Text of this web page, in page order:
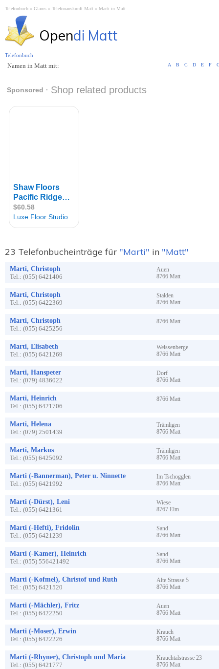
Telefonbuch Glarus Telefonauskunft Matt Marti in Matt
Opendi Matt
Namen in Matt mit: A B C D E F
23 Telefonbucheinträge für "Marti" in "Matt"
Marti, Christoph
Tel.: (055) 6421406
Auen
8766 Matt
Marti, Christoph
Tel.: (055) 6422369
Stalden
8766 Matt
Marti, Christoph
Tel.: (055) 6425256
8766 Matt
Marti, Elisabeth
Tel.: (055) 6421269
Weissenberge
8766 Matt
Marti, Hanspeter
Tel.: (079) 4836022
Dorf
8766 Matt
Marti, Heinrich
Tel.: (055) 6421706
8766 Matt
Marti, Helena
Tel.: (079) 2501439
Trämligen
8766 Matt
Marti, Markus
Tel.: (055) 6425092
Trämligen
8766 Matt
Marti (-Bannerman), Peter u. Ninnette
Tel.: (055) 6421992
Im Tschogglen
8766 Matt
Marti (-Dürst), Leni
Tel.: (055) 6421361
Wiese
8767 Elm
Marti (-Hefti), Fridolin
Tel.: (055) 6421239
Sand
8766 Matt
Marti (-Kamer), Heinrich
Tel.: (055) 556421492
Sand
8766 Matt
Marti (-Kofmel), Christof und Ruth
Tel.: (055) 6421520
Alte Strasse 5
8766 Matt
Marti (-Mächler), Fritz
Tel.: (055) 6422250
Auen
8766 Matt
Marti (-Moser), Erwin
Tel.: (055) 6422226
Krauch
8766 Matt
Marti (-Rhyner), Christoph und Maria
Tel.: (055) 6421777
Krauchtalstrasse 23
8766 Matt
Telefonbuch